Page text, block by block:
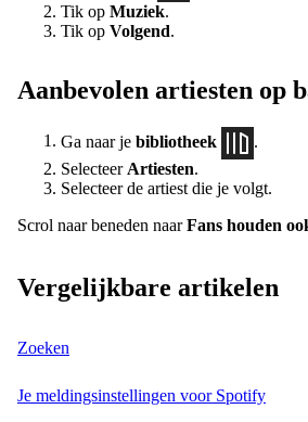
Tik op Muziek.
Tik op Volgend.
Aanbevolen artiesten op
Ga naar je bibliotheek
Selecteer Artiesten.
Selecteer de artiest die je volgt.
Scrol naar beneden naarFans houden
Vergelijkbare artikelen
Zoeken
Je meldingsinstellingen voor Spotify